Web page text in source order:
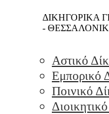
ΔΙΚΗΓΟΡΙΚΑ
-
Αστικό
Εμπορικό
Ποινικό